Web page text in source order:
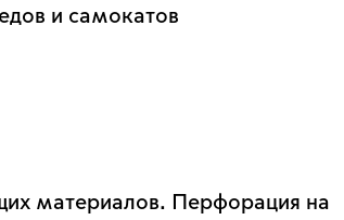
и самокатов
материалов. Перфорация на